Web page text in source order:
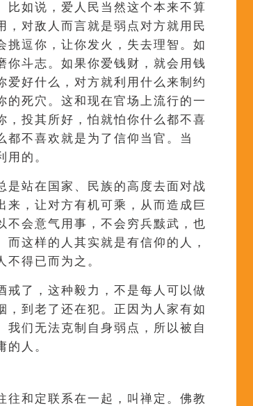
比如说，爱人民当然这个本来不算
，对敌人而言就是弱点对方就用民
挑逗你，让你发火，失去理智。如
你斗志。如果你爱钱财，就会用钱
爱好什么，对方就利用什么来制约
的死穴。这和现在官场上流行的一
，投其所好，怕就怕你什么都不喜
都不喜欢就是为了信仰当官。当
的。
是站在国家、民族的高度去面对战
来，让对方有机可乘，从而造成巨
不会意气用事，不会穷兵黩武，也
这样的人其实就是有信仰的人，
得已而为之。
戒了，这种毅力，不是每人可以做
，到老了还在犯。正因为人家有如
我们无法克制自身弱点，所以被自
人。
往和定联系在一起，叫禅定。佛教